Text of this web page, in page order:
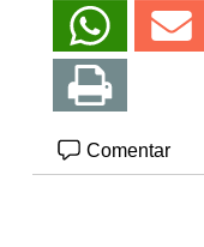
Comentar